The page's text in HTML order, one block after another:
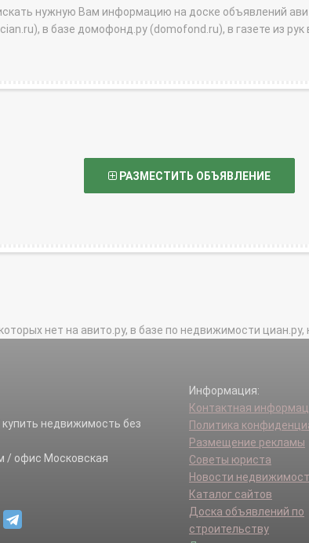
нужную Вам информацию на доске объявлений
в базе домофонд.ру (domofond.ru), в газете из рук
РАЗМЕСТИТЬ ОБЪЯВЛЕНИЕ
нет на авито.ру, в базе по недвижимости
недвижимость без
/ офис Московская
Информация:
Контактная
Политика
Размещение рекламы
Советы юриста
Новости
Каталог сайтов
Доска объявлений по
строительству